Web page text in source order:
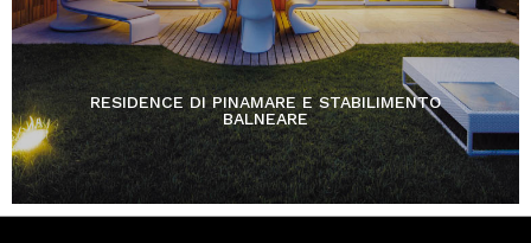
RESIDENCE DI PINAMARE E STABILIMENTO
BALNEARE